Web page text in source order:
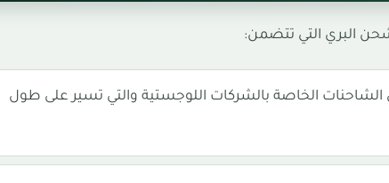
البري التي تتضمن:
الشاحنات الخاصة بالشركات اللوجستية والتي تسير على طول